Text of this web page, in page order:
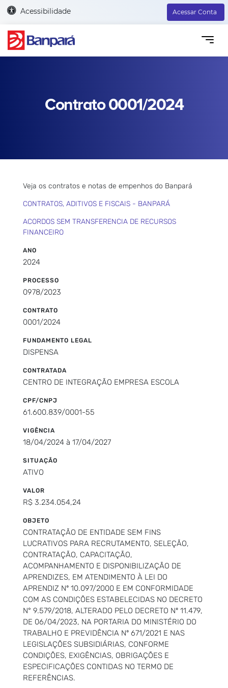
Acessibilidade Acessar Conta
Contrato 0001/2024
Veja os contratos e notas de empenhos do Banpará
CONTRATOS, ADITIVOS E FISCAIS - BANPARÁ
ACORDOS SEM TRANSFERENCIA DE RECURSOS
FINANCEIRO
ANO
2024
PROCESSO
0978/2023
CONTRATO
0001/2024
FUNDAMENTO LEGAL
DISPENSA
CONTRATADA
CENTRO DE INTEGRAÇÃO EMPRESA ESCOLA
CPF/CNPJ
61.600.839/0001-55
VIGÊNCIA
18/04/2024 à 17/04/2027
SITUAÇÃO
ATIVO
VALOR
R$ 3.234.054,24
OBJETO
CONTRATAÇÃO DE ENTIDADE SEM FINS
LUCRATIVOS PARA RECRUTAMENTO, SELEÇÃO,
CONTRATAÇÃO, CAPACITAÇÃO,
ACOMPANHAMENTO E DISPONIBILIZAÇÃO DE
APRENDIZES, EM ATENDIMENTO À LEI DO
APRENDIZ Nº 10.097/2000 E EM CONFORMIDADE
COM AS CONDIÇÕES ESTABELECIDAS NO DECRETO
N° 9.579/2018, ALTERADO PELO DECRETO Nº 11.479,
DE 06/04/2023, NA PORTARIA DO MINISTÉRIO DO
TRABALHO E PREVIDÊNCIA Nº 671/2021 E NAS
LEGISLAÇÕES SUBSIDIÁRIAS, CONFORME
CONDIÇÕES, EXIGÊNCIAS, OBRIGAÇÕES E
ESPECIFICAÇÕES CONTIDAS NO TERMO DE
REFERÊNCIAS.